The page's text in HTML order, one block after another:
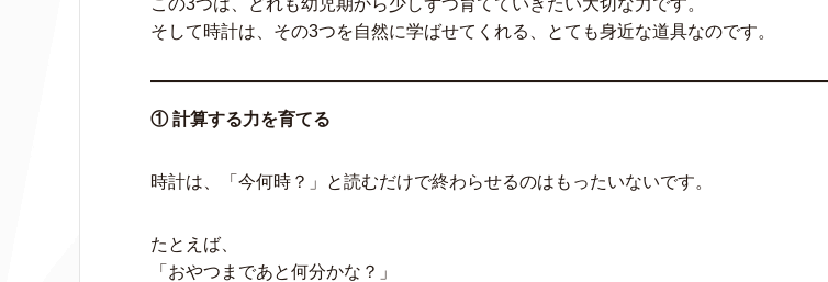
この3つは、どれも幼児期から少しずつ育てていきたい大切な力です。
そして時計は、その3つを自然に学ばせてくれる、とても身近な道具なのです。
① 計算する力を育てる
時計は、「今何時？」と読むだけで終わらせるのはもったいないです。
たとえば、
「おやつまであと何分かな？」